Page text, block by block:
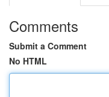
Comments
Submit a Comment
No HTML